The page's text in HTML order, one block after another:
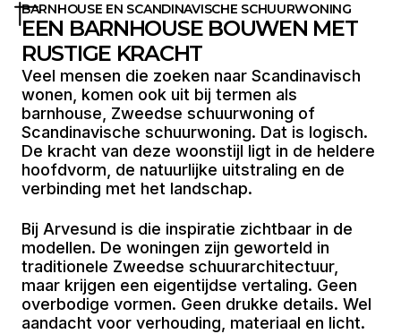
BARNHOUSE EN SCANDINAVISCHE SCHUURWONING
EEN BARNHOUSE BOUWEN MET
RUSTIGE KRACHT
Veel mensen die zoeken naar Scandinavisch
wonen, komen ook uit bij termen als
barnhouse, Zweedse schuurwoning of
Scandinavische schuurwoning. Dat is logisch.
De kracht van deze woonstijl ligt in de heldere
hoofdvorm, de natuurlijke uitstraling en de
verbinding met het landschap.
Bij Arvesund is die inspiratie zichtbaar in de
modellen. De woningen zijn geworteld in
traditionele Zweedse schuurarchitectuur,
maar krijgen een eigentijdse vertaling. Geen
overbodige vormen. Geen drukke details. Wel
aandacht voor verhouding, materiaal en licht.